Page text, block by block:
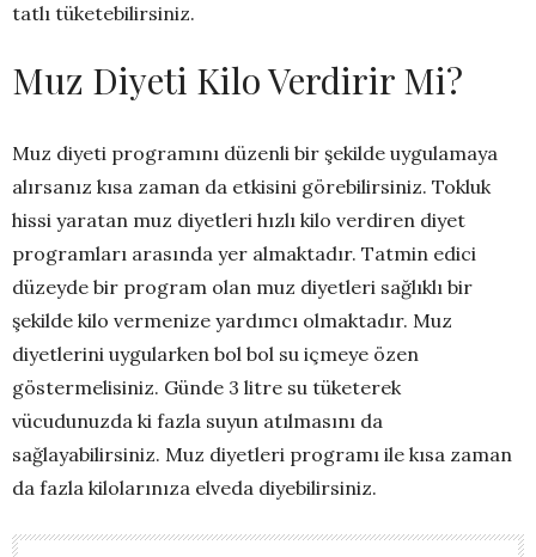
tatlı tüketebilirsiniz.
Muz Diyeti Kilo Verdirir Mi?
Muz diyeti programını düzenli bir şekilde uygulamaya
alırsanız kısa zaman da etkisini görebilirsiniz. Tokluk
hissi yaratan muz diyetleri hızlı kilo verdiren diyet
programları arasında yer almaktadır. Tatmin edici
düzeyde bir program olan muz diyetleri sağlıklı bir
şekilde kilo vermenize yardımcı olmaktadır. Muz
diyetlerini uygularken bol bol su içmeye özen
göstermelisiniz. Günde 3 litre su tüketerek
vücudunuzda ki fazla suyun atılmasını da
sağlayabilirsiniz. Muz diyetleri programı ile kısa zaman
da fazla kilolarınıza elveda diyebilirsiniz.